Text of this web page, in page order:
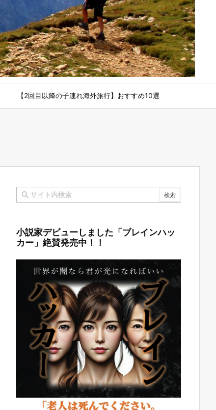
【2回目以降の子連れ海外旅行】おすすめ10選
小説家デビューしました「ブレインハッ
カー」絶賛発売中！！